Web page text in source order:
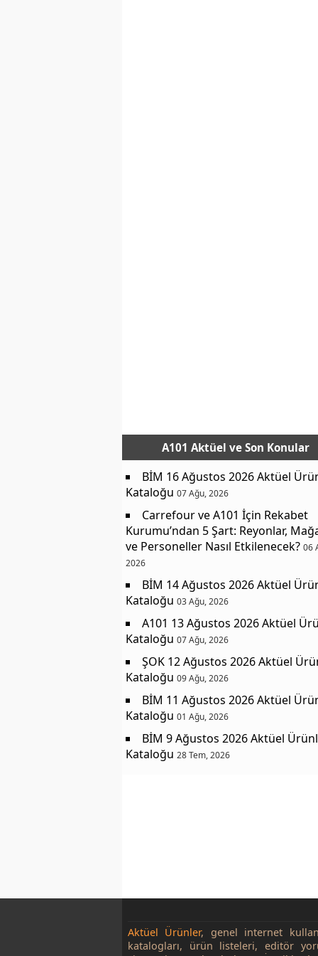
A101 Aktüel ve Son Konular
BİM 16 Ağustos 2026 Aktüel
Kataloğu 07 Ağu, 2026
Carrefour ve A101 İçin Rekabet
Kurumu’ndan 5 Şart: Reyonlar,
ve Personeller Nasıl Etkilenecek? 06
2026
BİM 14 Ağustos 2026 Aktüel
Kataloğu 03 Ağu, 2026
A101 13 Ağustos 2026 Aktüel
Kataloğu 07 Ağu, 2026
ŞOK 12 Ağustos 2026 Aktüel
Kataloğu 09 Ağu, 2026
BİM 11 Ağustos 2026 Aktüel
Kataloğu 01 Ağu, 2026
BİM 9 Ağustos 2026 Aktüel
Kataloğu 28 Tem, 2026
Aktüel Ürünler, genel internet
katalogları, ürün listeleri, editör